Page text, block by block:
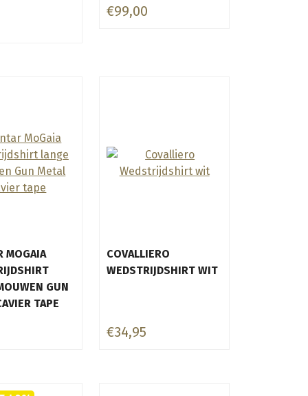
€99,00
MOGAIA
GUN
TAPE
COVALLIERO
WEDSTRIJDSHIRT WIT
€34,95